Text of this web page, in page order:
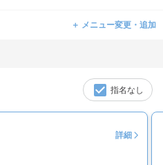
＋ メニュー変更・追加
指名なし
詳細